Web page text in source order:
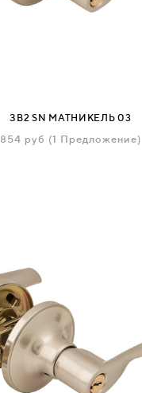
ЗВ2 SN МАТНИКЕЛЬ 03
854 руб (1 Предложение)